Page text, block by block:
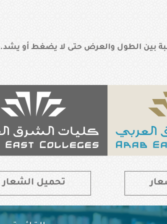
بين الطول والعرض حتى لا يضغط أو يشد.
تحميل الشعار